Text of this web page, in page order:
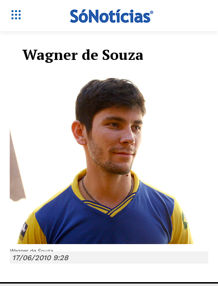
Só Notícias
Wagner de Souza
Wagner de Souza
17/06/2010 9:28